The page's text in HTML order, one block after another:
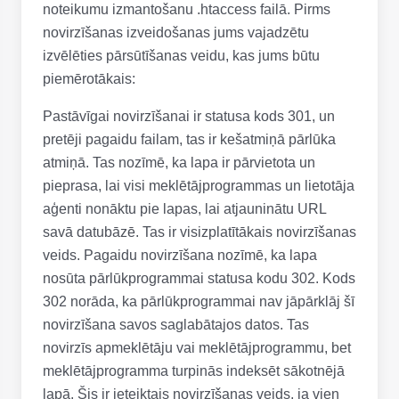
noteikumu izmantošanu .htaccess failā. Pirms
novirzīšanas izveidošanas jums vajadzētu
izvēlēties pārsūtīšanas veidu, kas jums būtu
piemērotākais:
Pastāvīgai novirzīšanai ir statusa kods 301, un
pretēji pagaidu failam, tas ir kešatmiņā pārlūka
atmiņā. Tas nozīmē, ka lapa ir pārvietota un
pieprasa, lai visi meklētājprogrammas un lietotāja
aģenti nonāktu pie lapas, lai atjauninātu URL
savā datubāzē. Tas ir visizplatītākais novirzīšanas
veids. Pagaidu novirzīšana nozīmē, ka lapa
nosūta pārlūkprogrammai statusa kodu 302. Kods
302 norāda, ka pārlūkprogrammai nav jāpārklāj šī
novirzīšana savos saglabātajos datos. Tas
novirzīs apmeklētāju vai meklētājprogrammu, bet
meklētājprogramma turpinās indeksēt sākotnējā
lapā. Šis ir ieteiktais novirzīšanas veids, ja vien